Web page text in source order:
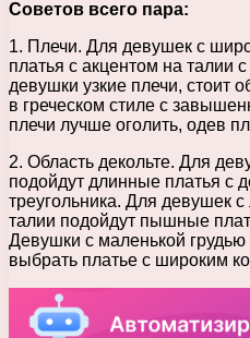
Советов всего пара:
1. Плечи. Для девушек с
платья с акцентом на талии
девушки узкие плечи, стоит
в греческом стиле с
плечи лучше оголить, одев
2. Область декольте. Для
подойдут длинные платья с
треугольника. Для девушек
талии подойдут пышные
Девушки с маленькой
выбрать платье с широким